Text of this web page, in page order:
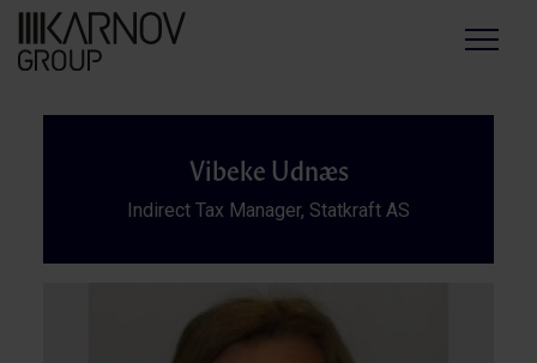
Menu
Vibeke Udnæs
Indirect Tax Manager, Statkraft AS